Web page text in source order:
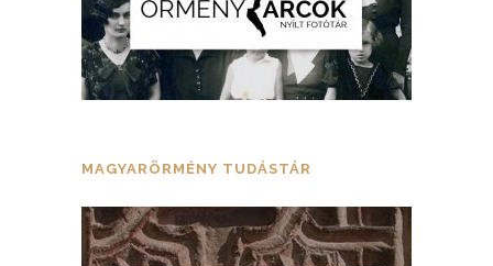
MAGYARÖRMÉNY TUDÁSTÁR